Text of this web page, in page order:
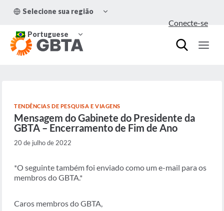
para
Conteúdo
Selecione sua região
MENU
Portuguese
MENU
FILHO
Conecte-se
TENDÊNCIAS DE PESQUISA E VIAGENS
Mensagem do Gabinete do Presidente da
GBTA – Encerramento de Fim de Ano
20 de julho de 2022
*O seguinte também foi enviado como um e-mail para os
membros do GBTA.*
Caros membros do GBTA,